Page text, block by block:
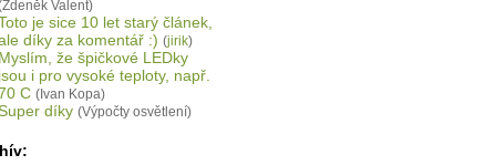
Valent)
je sice 10 let starý článek,
díky za komentář :) (jirik)
že špičkové LEDky
i pro vysoké teploty, např.
C (Ivan Kopa)
díky (Výpočty osvětlení)